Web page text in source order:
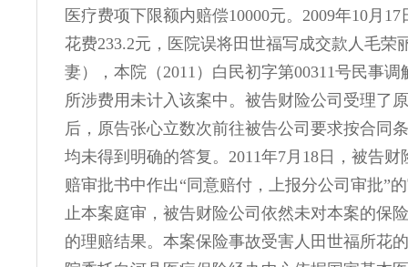
医疗费项下限额内赔偿10000元。2009年10月
花费233.2元，医院误将田世福写成交款人毛荣
妻），本院（2011）白民初字第00311号民事
所涉费用未计入该案中。被告财险公司受理了
后，原告张心立数次前往被告公司要求按合同
均未得到明确的答复。2011年7月18日，被告财
赔审批书中作出“同意赔付，上报分公司审批”
止本案庭审，被告财险公司依然未对本案的保
的理赔结果。本案保险事故受害人田世福所花